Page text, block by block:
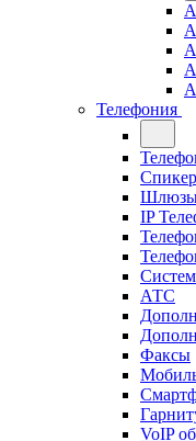
Телефония
Шлюзы
IP
АТС
Факсы
VoIP